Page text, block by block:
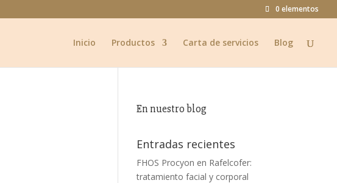
0 elementos
Inicio Productos Carta de servicios Blog
En nuestro blog
Entradas recientes
FHOS Procyon en Rafelcofer:
tratamiento facial y corporal